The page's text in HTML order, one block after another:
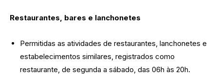
Restaurantes, bares e lanchonetes
Permitidas as atividades de restaurantes, lanchonetes e
estabelecimentos similares, registrados como
restaurante, de segunda a sábado, das 06h às 20h.